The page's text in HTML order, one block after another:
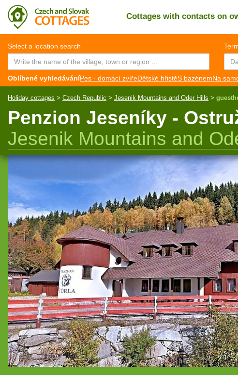
Cottages with contacts on
CZ EN
Select a location search
Oblíbené vyhledáváníPes - domácí zvířeDětské hřistěS bazénemNa
Holiday cottages > Czech Republic > Jesenik Mountains and Oder Hills >
Penzion Jeseníky -
Jesenik Mountains and